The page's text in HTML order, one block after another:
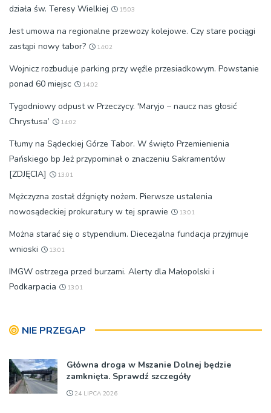
działa św. Teresy Wielkiej
15:03
Jest umowa na regionalne przewozy kolejowe. Czy stare pociągi
zastąpi nowy tabor?
14:02
Wojnicz rozbuduje parking przy węźle przesiadkowym. Powstanie
ponad 60 miejsc
14:02
Tygodniowy odpust w Przeczycy. 'Maryjo – naucz nas głosić
Chrystusa’
14:02
Tłumy na Sądeckiej Górze Tabor. W święto Przemienienia
Pańskiego bp Jeż przypominał o znaczeniu Sakramentów
[ZDJĘCIA]
13:01
Mężczyzna został dźgnięty nożem. Pierwsze ustalenia
nowosądeckiej prokuratury w tej sprawie
13:01
Można starać się o stypendium. Diecezjalna fundacja przyjmuje
wnioski
13:01
IMGW ostrzega przed burzami. Alerty dla Małopolski i
Podkarpacia
13:01
NIE PRZEGAP
Główna droga w Mszanie Dolnej będzie
zamknięta. Sprawdź szczegóły
24 LIPCA 2026